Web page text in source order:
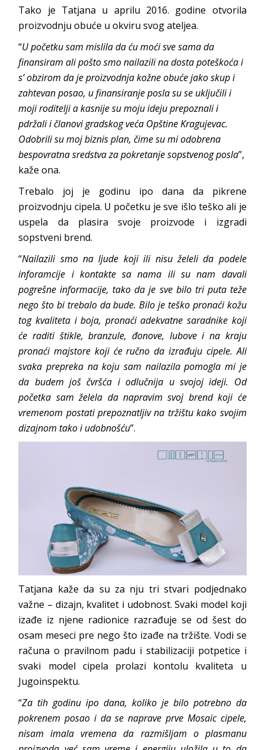
Tako je Tatjana u aprilu 2016. godine otvorila
proizvodnju obuće u okviru svog ateljea.
“U početku sam mislila da ću moći sve sama da
finansiram ali pošto smo nailazili na dosta poteškoća i
s’ obzirom da je proizvodnja kožne obuće jako skup i
zahtevan posao, u finansiranje posla su se uključili i
moji roditelji a kasnije su moju ideju prepoznali i
pdržali i članovi gradskog veća Opštine Kragujevac.
Odobrili su moj biznis plan, čime su mi odobrena
bespovratna sredstva za pokretanje sopstvenog posla”,
kaže ona.
Trebalo joj je godinu ipo dana da pikrene
proizvodnju cipela. U početku je sve išlo teško ali je
uspela da plasira svoje proizvode i izgradi
sopstveni brend.
“Nailazili smo na ljude koji ili nisu želeli da podele
inforamcije i kontakte sa nama ili su nam davali
pogrešne informacije, tako da je sve bilo tri puta teže
nego što bi trebalo da bude. Bilo je teško pronaći kožu
tog kvaliteta i boja, pronaći adekvatne saradnike koji
će raditi štikle, branzule, đonove, lubove i na kraju
pronaći majstore koji će ručno da izrađuju cipele. Ali
svaka prepreka na koju sam nailazila pomogla mi je
da budem još čvršća i odlučnija u svojoj ideji. Od
početka sam želela da napravim svoj brend koji će
vremenom postati prepoznatljiv na tržištu kako svojim
dizajnom tako i udobnošću”.
Tatjana kaže da su za nju tri stvari podjednako
važne – dizajn, kvalitet i udobnost. Svaki model koji
izađe iz njene radionice razrađuje se od šest do
osam meseci pre nego što izađe na tržište. Vodi se
računa o pravilnom padu i stabilizaciji potpetice i
svaki model cipela prolazi kontolu kvaliteta u
Jugoinspektu.
“Za tih godinu ipo dana, koliko je bilo potrebno da
pokrenem posao i da se naprave prve Mosaic cipele,
nisam imala vremena da razmišljam o plasmanu